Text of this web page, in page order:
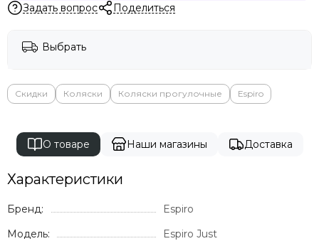
Задать вопрос Поделиться
Выбрать
Скидки Коляски Коляски прогулочные Espiro
О товаре Наши магазины Доставка
Характеристики
Бренд:
Espiro
Модель:
Espiro Just